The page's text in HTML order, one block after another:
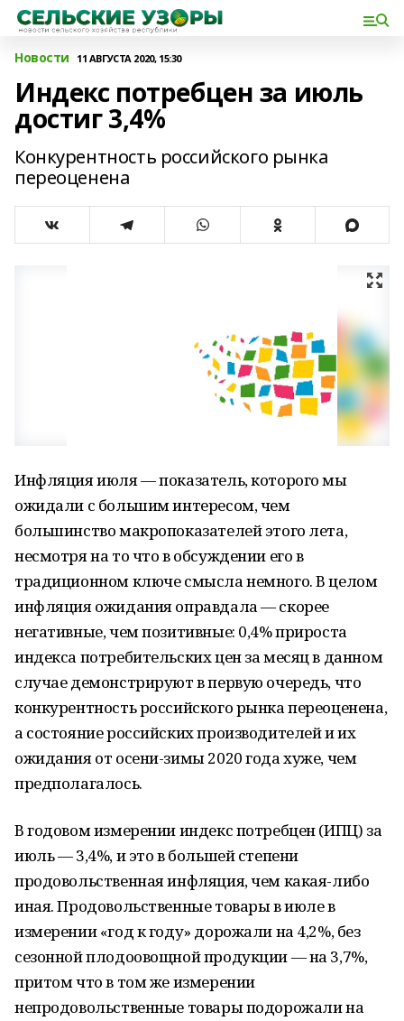
Новости 11 АВГУСТА 2020, 15:30
Индекс потребцен за июль
достиг 3,4%
Конкурентность российского рынка
переоценена
Инфляция июля — показатель, которого мы
ожидали с большим интересом, чем
большинство макропоказателей этого лета,
несмотря на то что в обсуждении его в
традиционном ключе смысла немного. В целом
инфляция ожидания оправдала — скорее
негативные, чем позитивные: 0,4% прироста
индекса потребительских цен за месяц в данном
случае демонстрируют в первую очередь, что
конкурентность российского рынка переоценена,
а состояние российских производителей и их
ожидания от осени-зимы 2020 года хуже, чем
предполагалось.
В годовом измерении индекс потребцен (ИПЦ) за
июль — 3,4%, и это в большей степени
продовольственная инфляция, чем какая-либо
иная. Продовольственные товары в июле в
измерении «год к году» дорожали на 4,2%, без
сезонной плодоовощной продукции — на 3,7%,
притом что в том же измерении
непродовольственные товары подорожали на